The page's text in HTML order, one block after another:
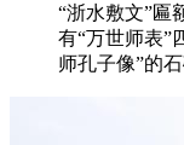
“浙水敷文”匾
有“万世师表”
师孔子像”的石